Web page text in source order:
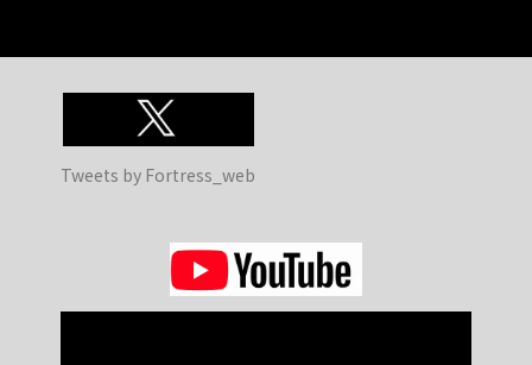
Tweets by Fortress_web